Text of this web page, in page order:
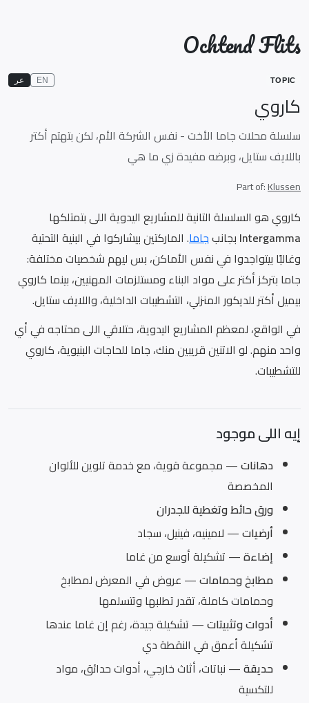
Ochtend Flits
TOPIC
EN عر
كاروي
سلسلة محلات جاما الأخت - نفس الشركة الأم، لكن بتهتم أكتر
باللايف ستايل، وبرضه مفيدة زي ما هي
Part of:Klussen
كاروي هو السلسلة التانية للمشاريع اليدوية اللى بتمتلكها
Intergamma بجانبجاما. الماركتين بيشاركوا في البنية التحتية
وغالبًا بيتواجدوا في نفس الأماكن، بس ليهم شخصيات مختلفة:
جاما بتركز أكتر على مواد البناء ومستلزمات المهنيين، بينما كاروي
بيميل أكتر للديكور المنزلي، التشطيبات الداخلية، واللايف ستايل.
في الواقع، لمعظم المشاريع اليدوية، حتلاقي اللى محتاجه في أي
واحد منهم. لو الاتنين قريبين منك، جاما للحاجات البنيوية، كاروي
للتشطيبات.
إيه اللى موجود
دهانات— مجموعة قوية، مع خدمة تلوين للألوان
المخصصة
ورق حائط وتغطية للجدران
أرضيات— لامينيه، فينيل، سجاد
إضاءة— تشكيلة أوسع من غاما
مطابخ وحمامات— عروض في المعرض لمطابخ
وحمامات كاملة، تقدر تطلبها وتتسلمها
أدوات وتثبيتات— تشكيلة جيدة، رغم إن غاما عندها
تشكيلة أعمق في النقطة دي
حديقة— نباتات، أثاث خارجي، أدوات حدائق، مواد
للتكسية